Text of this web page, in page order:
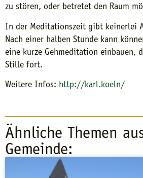
zu stören, oder betretet den Raum
In der Meditationszeit gibt keinerlei
Nach einer halben Stunde kann
eine kurze Gehmeditation einbauen,
Stille fort.
Weitere Infos: http://karl.koeln/
Ähnliche Themen
Gemeinde: